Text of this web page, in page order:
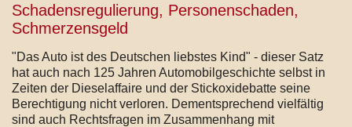
Schadensregulierung, Personenschaden,
Schmerzensgeld
"Das Auto ist des Deutschen liebstes Kind" - dieser Satz
hat auch nach 125 Jahren Automobilgeschichte selbst in
Zeiten der Dieselaffaire und der Stickoxidebatte seine
Berechtigung nicht verloren. Dementsprechend vielfältig
sind auch Rechtsfragen im Zusammenhang mit